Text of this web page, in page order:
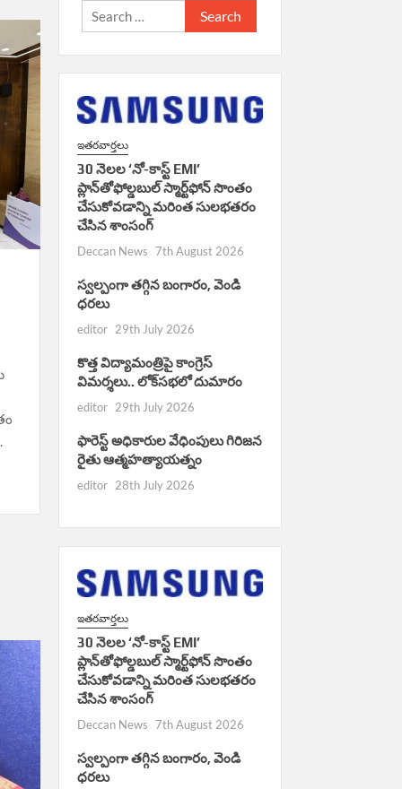
Search
for:
ఇతరవార్తలు
30 నెలల ‘నో-కాస్ట్ EMI’
ప్లాన్‌తోఫోల్డబుల్ స్మార్ట్‌ఫోన్ సొంతం
చేసుకోవడాన్ని మరింత సులభతరం
చేసిన శాంసంగ్
Deccan News 7th August 2026
స్వల్పంగా తగ్గిన బంగారం, వెండి
ధరలు
editor 29th July 2026
కొత్త విద్యామంత్రిపై కాంగ్రెస్
విమర్శలు.. లోక్‌సభలో దుమారం
editor 29th July 2026
ఫారెస్ట్ అధికారుల వేధింపులు గిరిజన
రైతు ఆత్మహత్యాయత్నం
editor 28th July 2026
ఇతరవార్తలు
30 నెలల ‘నో-కాస్ట్ EMI’
ప్లాన్‌తోఫోల్డబుల్ స్మార్ట్‌ఫోన్ సొంతం
చేసుకోవడాన్ని మరింత సులభతరం
చేసిన శాంసంగ్
Deccan News 7th August 2026
స్వల్పంగా తగ్గిన బంగారం, వెండి
ధరలు